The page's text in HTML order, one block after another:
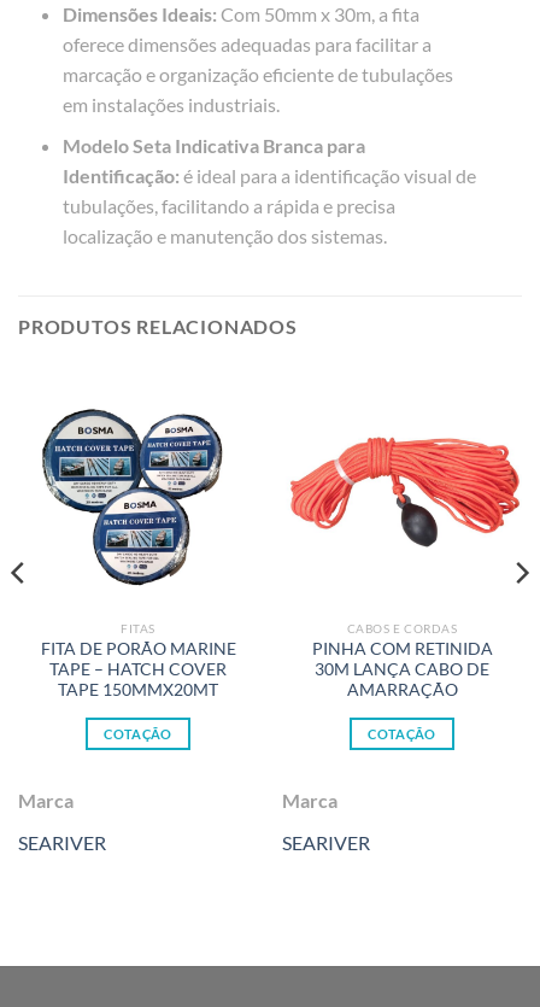
Dimensões Ideais: Com 50mm x 30m, a fita
oferece dimensões adequadas para facilitar a
marcação e organização eficiente de tubulações
em instalações industriais.
Modelo Seta Indicativa Branca para
Identificação: é ideal para a identificação visual de
tubulações, facilitando a rápida e precisa
localização e manutenção dos sistemas.
PRODUTOS RELACIONADOS
FITAS
FITA DE PORÃO MARINE
TAPE – HATCH COVER
TAPE 150MMX20MT
COTAÇÃO
Marca
SEARIVER
CABOS E CORDAS
PINHA COM RETINIDA
30M LANÇA CABO DE
AMARRAÇÃO
COTAÇÃO
Marca
SEARIVER